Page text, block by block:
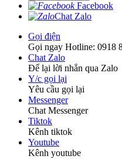
Facebook
Chat Zalo
Gọi điện
Gọi ngay Hotline: 0918
Chat Zalo
Để lại lời nhắn qua Zalo
Y/c gọi lại
Yêu cầu gọi lại
Messenger
Chat Messenger
Tiktok
Kênh tiktok
Youtube
Kênh youtube